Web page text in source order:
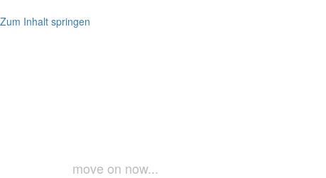
Zum Inhalt springen
move on now...